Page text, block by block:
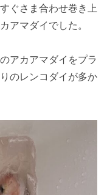
ぐさま合わせ巻き上
アマダイでした。
アカアマダイをプラ
のレンコダイが多か